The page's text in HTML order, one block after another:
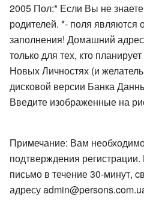
2005 Пол:* Если Вы не
родителей. *- поля являются
заполнения! Домашний
только для тех, кто
Новых Личностях (и
дисковой версии Банка
Введите изображенные на
Примечание: Вам
подтверждения
письмо в течение 30-минут,
адресу